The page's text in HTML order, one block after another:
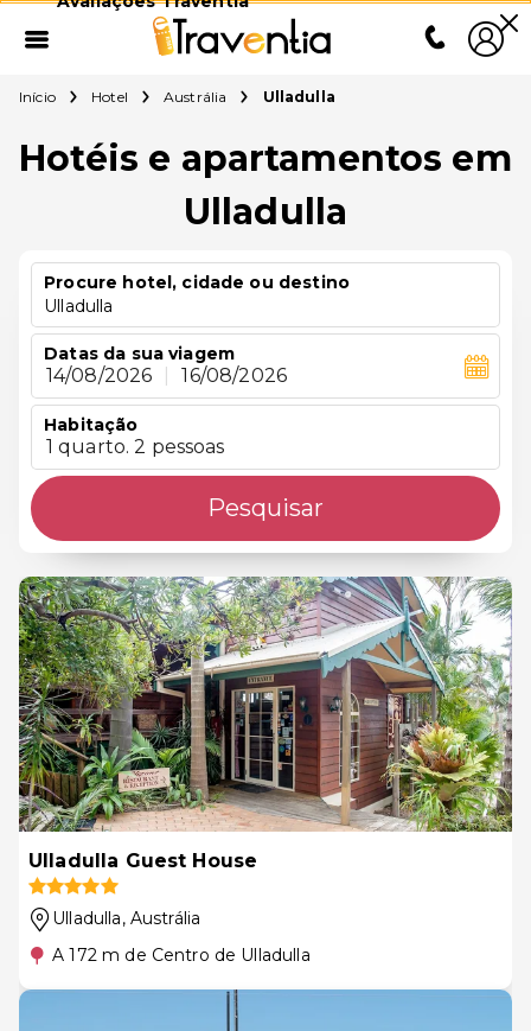
Início Hotel Austrália Ulladulla
Hotéis e apartamentos em
Ulladulla
Procure hotel, cidade ou destino
Ulladulla
Datas da sua viagem
14/08/2026 16/08/2026
Habitação
1 quarto. 2 pessoas
Pesquisar
Ulladulla Guest House
Ulladulla, Austrália
A 172 m de Centro de Ulladulla